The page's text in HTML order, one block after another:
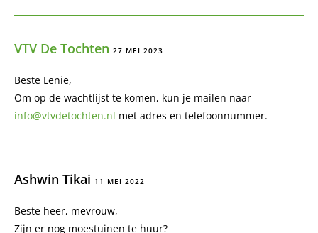
VTV De Tochten 27 MEI 2023
Beste Lenie,
Om op de wachtlijst te komen, kun je mailen naar
info@vtvdetochten.nl met adres en telefoonnummer.
Ashwin Tikai 11 MEI 2022
Beste heer, mevrouw,
Zijn er nog moestuinen te huur?